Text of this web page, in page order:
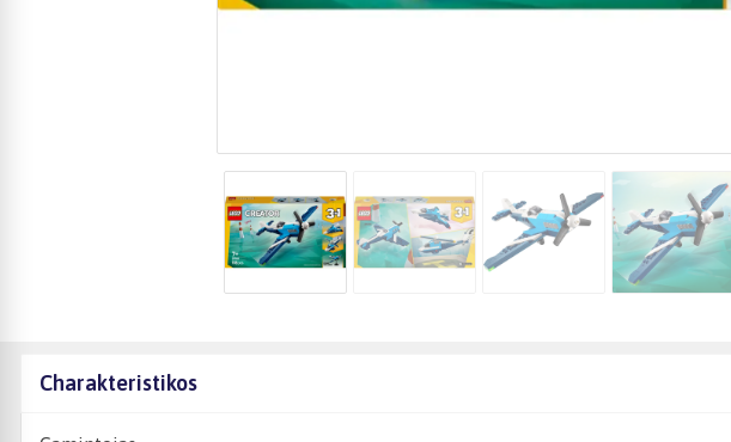
Charakteristikos